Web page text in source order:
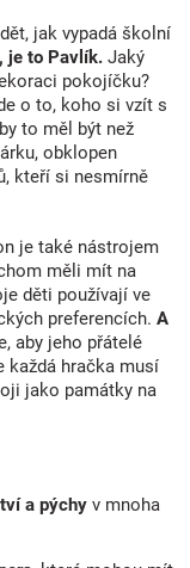
jak vypadá školní
je to Pavlík. Jaký
pokojíčku?
o to, koho si vzít s
to měl být než
obklopen
kteří si nesmírně
je také nástrojem
měli mít na
děti používají ve
preferencích. A
aby jeho přátelé
každá hračka musí
jako památky na
a pýchyv mnoha